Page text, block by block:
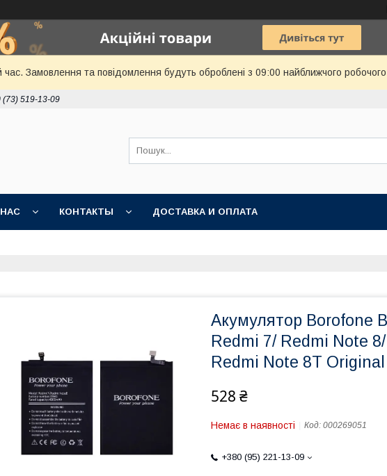
час. Замовлення та повідомлення будуть оброблені з 09:00 найближчого
(73) 519-13-09
КОНТАКТЫ ДОСТАВКА И ОПЛАТА
Акумулятор Borofone
Redmi 7/ Redmi Note
Redmi Note 8T
528 ₴
Немає в наявності Код: 000269051
+380 (95) 221-13-09